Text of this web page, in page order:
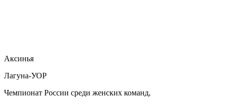
Аксинья
Лагуна-УОР
Чемпионат России среди женских команд,